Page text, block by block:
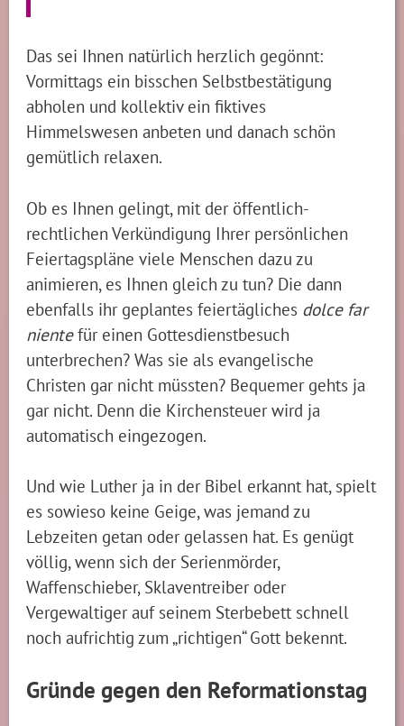
Das sei Ihnen natürlich herzlich gegönnt:
Vormittags ein bisschen Selbstbestätigung
abholen und kollektiv ein fiktives
Himmelswesen anbeten und danach schön
gemütlich relaxen.
Ob es Ihnen gelingt, mit der öffentlich-
rechtlichen Verkündigung Ihrer persönlichen
Feiertagspläne viele Menschen dazu zu
animieren, es Ihnen gleich zu tun? Die dann
ebenfalls ihr geplantes feiertägliches dolce far
nientefür einen Gottesdienstbesuch
unterbrechen? Was sie als evangelische
Christen gar nicht müssten? Bequemer gehts ja
gar nicht. Denn die Kirchensteuer wird ja
automatisch eingezogen.
Und wie Luther ja in der Bibel erkannt hat, spielt
es sowieso keine Geige, was jemand zu
Lebzeiten getan oder gelassen hat. Es genügt
völlig, wenn sich der Serienmörder,
Waffenschieber, Sklaventreiber oder
Vergewaltiger auf seinem Sterbebett schnell
noch aufrichtig zum „richtigen“ Gott bekennt.
Gründe gegen den Reformationstag